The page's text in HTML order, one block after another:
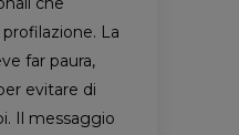
La
far paura,
evitare di
Il messaggio